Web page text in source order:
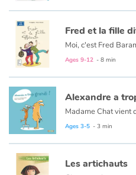
Fred et la fille
Ages 9-12 - 8 min
Alexandre a
Ages 3-5 - 3 min
Les artichauts